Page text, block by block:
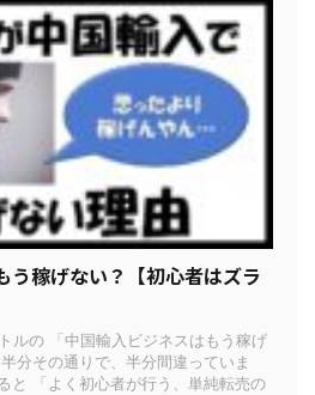
う稼げない？【初心者はズラ
ルの 「中国輸入ビジネスはもう稼げ
分その通りで、半分間違っていま
と 「よく初心者が行う、単純転売の